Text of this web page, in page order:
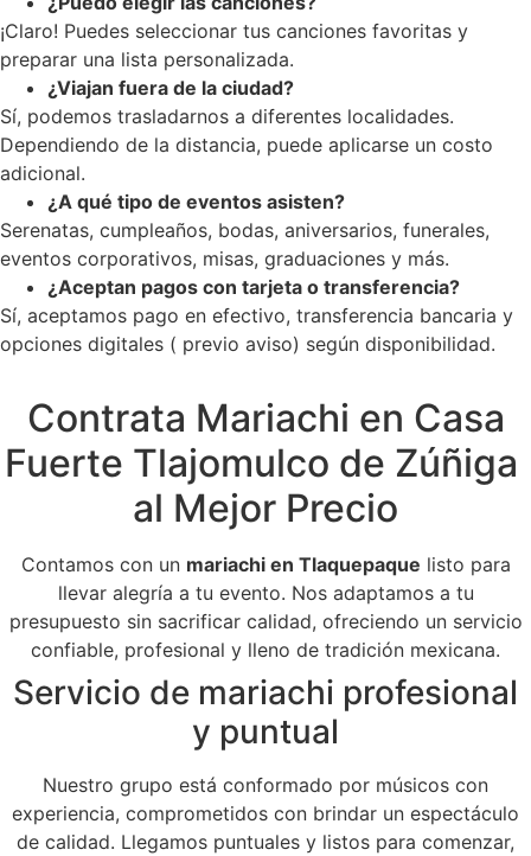
¡Claro! Puedes seleccionar tus canciones favoritas y
preparar una lista personalizada.
¿Viajan fuera de la ciudad?
Sí, podemos trasladarnos a diferentes localidades.
Dependiendo de la distancia, puede aplicarse un costo
adicional.
¿A qué tipo de eventos asisten?
Serenatas, cumpleaños, bodas, aniversarios, funerales,
eventos corporativos, misas, graduaciones y más.
¿Aceptan pagos con tarjeta o transferencia?
Sí, aceptamos pago en efectivo, transferencia bancaria y
opciones digitales ( previo aviso) según disponibilidad.
Contrata Mariachi en Casa
Fuerte Tlajomulco de Zúñiga
al Mejor Precio
Contamos con un mariachi en Tlaquepaque listo para
llevar alegría a tu evento. Nos adaptamos a tu
presupuesto sin sacrificar calidad, ofreciendo un servicio
confiable, profesional y lleno de tradición mexicana.
Servicio de mariachi profesional
y puntual
Nuestro grupo está conformado por músicos con
experiencia, comprometidos con brindar un espectáculo
de calidad. Llegamos puntuales y listos para comenzar,